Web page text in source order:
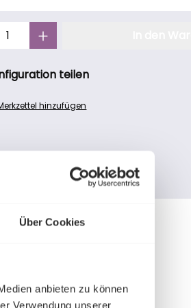
Über Cookies
anbieten zu können
Verwendung unserer
Anzahl: Gib den gewünschten Wert
teilen
hinzufügen